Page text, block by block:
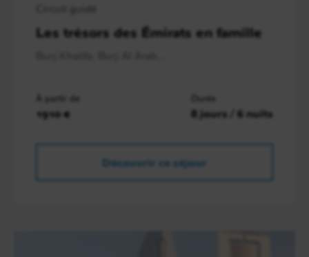
Les trésors des Émirats en famille
À partir de
1910 €
Durée
8 jours / 6 nuits
Découvrir ce séjour